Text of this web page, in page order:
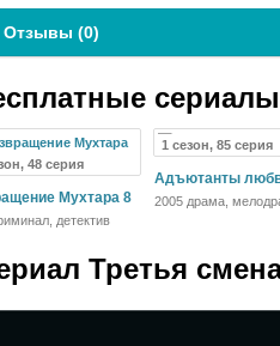
Отзывы (0)
48 серия
Мухтара 8
детектив
1 сезон, 85 серия
Адъютанты
2005 драма,
Третья